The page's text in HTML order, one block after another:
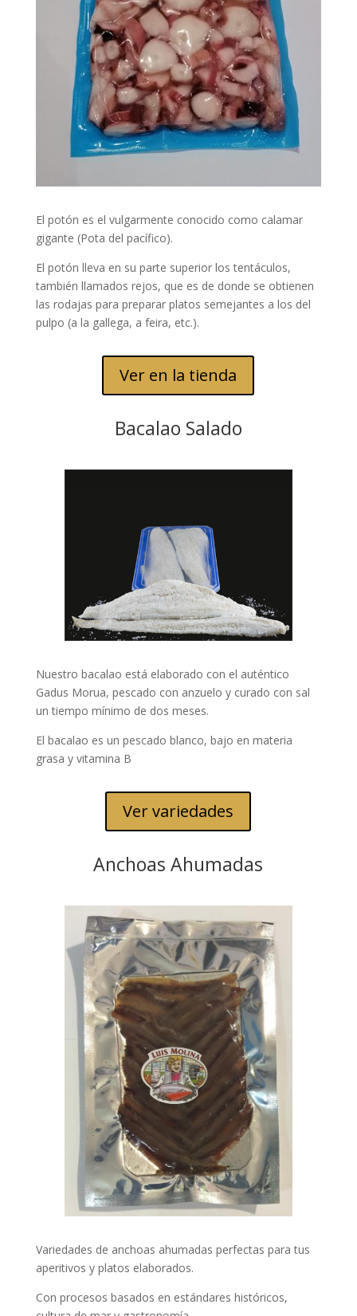
El potón es el vulgarmente conocido como calamar
gigante (Pota del pacífico).
El potón lleva en su parte superior los tentáculos,
también llamados rejos, que es de donde se obtienen
las rodajas para preparar platos semejantes a los del
pulpo (a la gallega, a feira, etc.).
Ver en la tienda
Bacalao Salado
Nuestro bacalao está elaborado con el auténtico
Gadus Morua, pescado con anzuelo y curado con sal
un tiempo mínimo de dos meses.
El bacalao es un pescado blanco, bajo en materia
grasa y vitamina B
Ver variedades
Anchoas Ahumadas
Variedades de anchoas ahumadas perfectas para tus
aperitivos y platos elaborados.
Con procesos basados en estándares históricos,